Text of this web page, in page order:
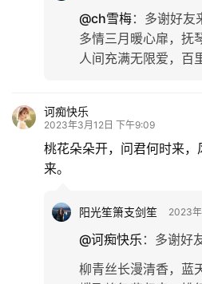
@ch雪梅： 多谢好友
多情三月暖心扉，抚
人间充满无限爱，百
诃痴快乐
2023年3月12日 下午9:09
桃花朵朵开，问君何时来
来。
阳光笙箫支剑笙 2023
@诃痴快乐 ： 多谢好
柳青丝长漫清香，蓝